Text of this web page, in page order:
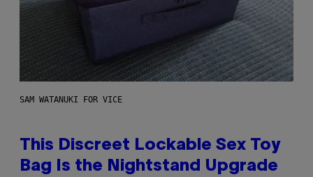
SAM WATANUKI FOR VICE
This Discreet Lockable Sex Toy
Bag Is the Nightstand Upgrade